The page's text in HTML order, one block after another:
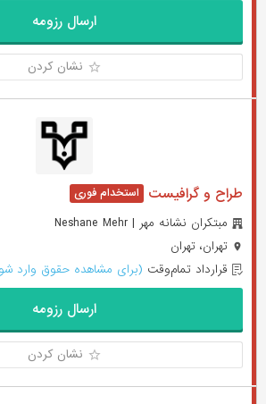
ارسال رزومه
نشان کردن
طراح و گرافیست
مبتکران نشانه مهر | Neshane Mehr
تهران، تهران
قرارداد تمام‌وقت (برای مشاهده حقوق وارد
ارسال رزومه
نشان کردن